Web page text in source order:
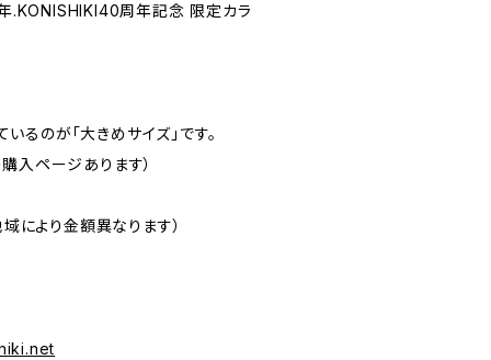
.KONISHIKI40周年記念 限定カラ
のが「大きめサイズ」です。
入ページあります）
により金額異なります）